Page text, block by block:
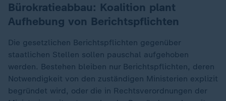
Bürokratieabbau: Koalition plant
Aufhebung von Berichtspflichten
Die gesetzlichen Berichtspflichten gegenüber
staatlichen Stellen sollen pauschal aufgehoben
werden. Bestehen bleiben nur Berichtspflichten, deren
Notwendigkeit von den zuständigen Ministerien explizit
begründet wird, oder die in Rechtsverordnungen der